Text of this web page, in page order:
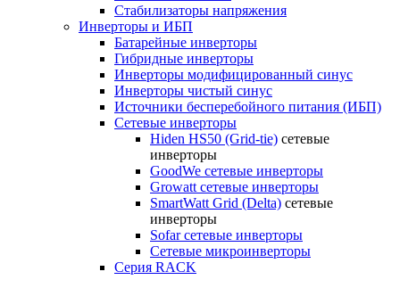
Стабилизаторы напряжения
Инверторы и ИБП
Батарейные инверторы
Гибридные инверторы
Инверторы модифицированный синус
Инверторы чистый синус
Источники бесперебойного питания (ИБП)
Сетевые инверторы
Hiden HS50 (Grid-tie) сетевые
инверторы
GoodWe сетевые инверторы
Growatt сетевые инверторы
SmartWatt Grid (Delta) сетевые
инверторы
Sofar сетевые инверторы
Сетевые микроинверторы
Серия RACK